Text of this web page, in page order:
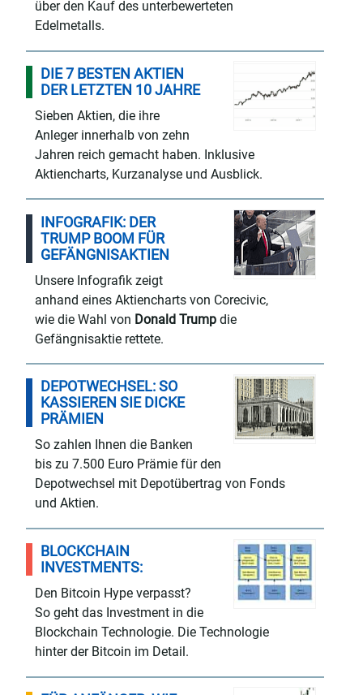
über den Kauf des unterbewerteten
Edelmetalls.
DIE 7 BESTEN AKTIEN
DER LETZTEN 10 JAHRE
Sieben Aktien, die ihre
Anleger innerhalb von zehn
Jahren reich gemacht haben. Inklusive
Aktiencharts, Kurzanalyse und Ausblick.
INFOGRAFIK: DER
TRUMP BOOM FÜR
GEFÄNGNISAKTIEN
Unsere Infografik zeigt
anhand eines Aktiencharts von Corecivic,
wie die Wahl von Donald Trump die
Gefängnisaktie rettete.
DEPOTWECHSEL: SO
KASSIEREN SIE DICKE
PRÄMIEN
So zahlen Ihnen die Banken
bis zu 7.500 Euro Prämie für den
Depotwechsel mit Depotübertrag von Fonds
und Aktien.
BLOCKCHAIN
INVESTMENTS:
Den Bitcoin Hype verpasst?
So geht das Investment in die
Blockchain Technologie. Die Technologie
hinter der Bitcoin im Detail.